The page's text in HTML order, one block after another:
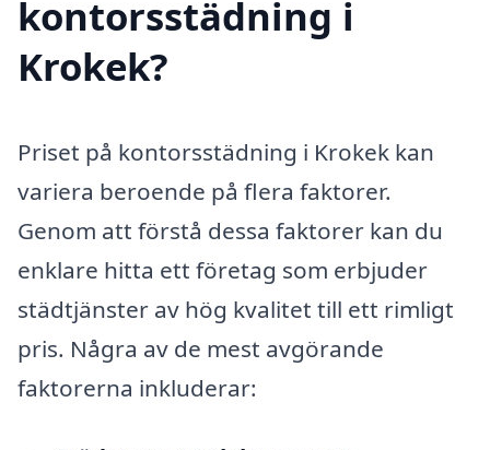
kontorsstädning i
Krokek?
Priset på kontorsstädning i Krokek kan
variera beroende på flera faktorer.
Genom att förstå dessa faktorer kan du
enklare hitta ett företag som erbjuder
städtjänster av hög kvalitet till ett rimligt
pris. Några av de mest avgörande
faktorerna inkluderar: